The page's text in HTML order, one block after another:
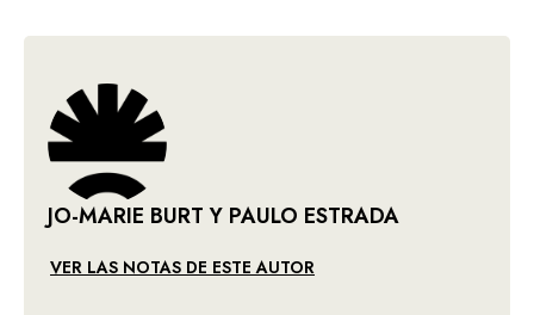
JO-MARIE BURT Y PAULO ESTRADA
VER LAS NOTAS DE ESTE AUTOR